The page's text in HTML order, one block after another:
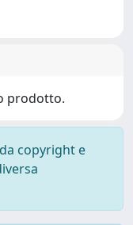
prodotto.
copyright e